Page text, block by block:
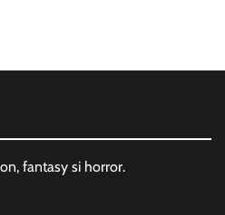
fantasy si horror.